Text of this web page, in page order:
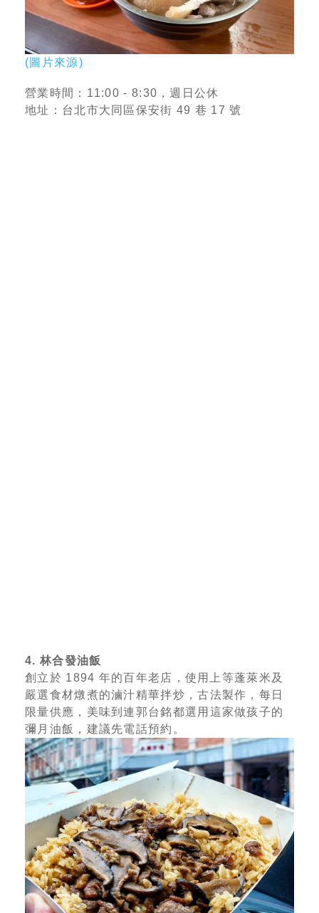
(圖片來源)
營業時間：11:00 - 8:30，週日公休
地址：台北市大同區保安街 49 巷 17 號
4. 林合發油飯
創立於 1894 年的百年老店，使用上等蓬萊米及
嚴選食材燉煮的滷汁精華拌炒，古法製作，每日
限量供應，美味到連郭台銘都選用這家做孩子的
彌月油飯，建議先電話預約。